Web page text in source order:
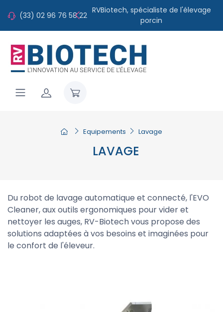
(33) 02 96 76 58 22
RVBiotech, spécialiste de l'élevage
porcin
une large gamme de matériel et
d'équipement !
Equipements Lavage
LAVAGE
Du robot de lavage automatique et connecté, l'EVO
Cleaner, aux outils ergonomiques pour vider et
nettoyer les auges, RV-Biotech vous propose des
solutions adaptées à vos besoins et imaginées pour
le confort de l'éleveur.